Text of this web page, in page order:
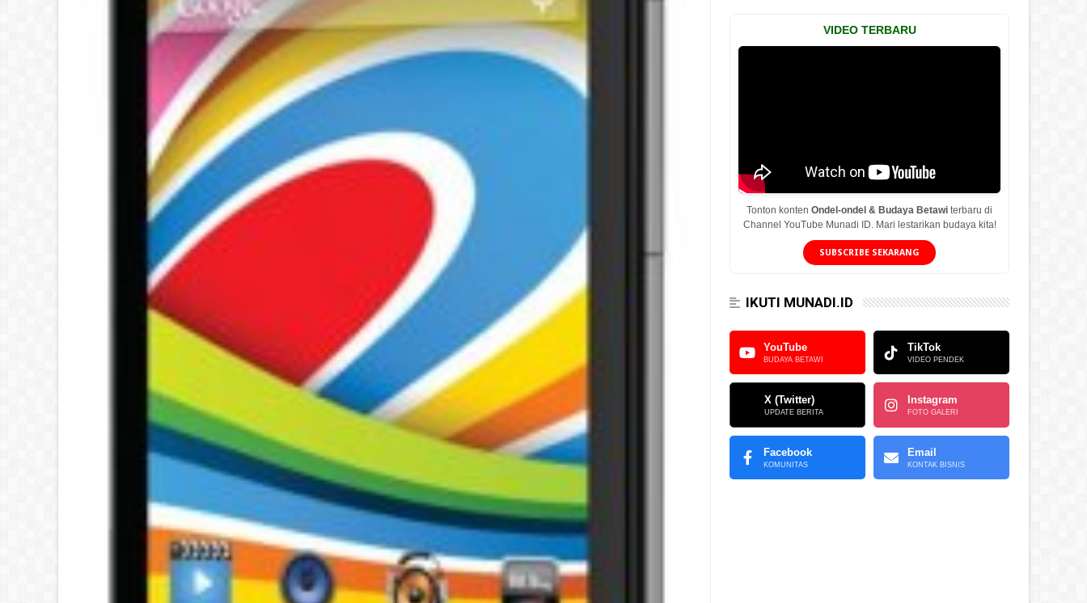
VIDEO TERBARU
Tonton kontenOndel-ondel & Budaya Betawi terbaru di
Channel YouTube Munadi ID. Mari lestarikan budaya kita!
SUBSCRIBE SEKARANG
IKUTI MUNADI.ID
YouTube
BUDAYA BETAWI
TikTok
VIDEO PENDEK
X (Twitter)
UPDATE BERITA
Instagram
FOTO GALERI
Facebook
KOMUNITAS
Email
KONTAK BISNIS